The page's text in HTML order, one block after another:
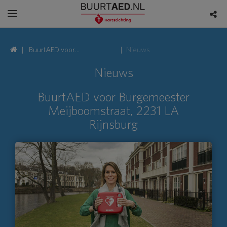
BuurtAED voor
Rijnsburg
Nieuws
Nieuws
BuurtAED voor Burgemeester
Meijboomstraat, 2231 LA
Rijnsburg